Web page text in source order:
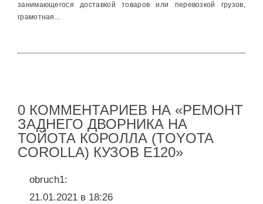
занимающегося доставкой товаров или перевозкой грузов,
грамотная...
0 КОММЕНТАРИЕВ НА «РЕМОНТ
ЗАДНЕГО ДВОРНИКА НА
ТОЙОТА КОРОЛЛА (TOYOTA
COROLLA) КУЗОВ Е120»
obruch1:
21.01.2021 в 18:26